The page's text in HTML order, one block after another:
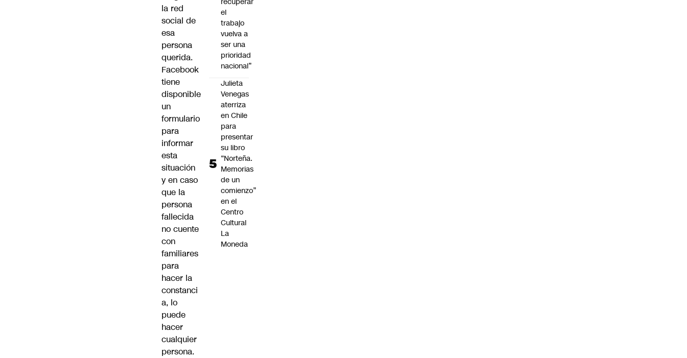
la red
social de
esa
persona
querida.
Facebook
tiene
disponible
un
formulario
para
informar
esta
situación
y en caso
que la
persona
fallecida
no cuente
con
familiares
para
hacer la
constanci
a, lo
puede
hacer
cualquier
persona.
el
trabajo
vuelva a
ser una
prioridad
nacional”
Julieta
Venegas
aterriza
en Chile
para
presentar
su libro
“Norteña.
Memorias
de un
comienzo”
en el
Centro
Cultural
La
Moneda